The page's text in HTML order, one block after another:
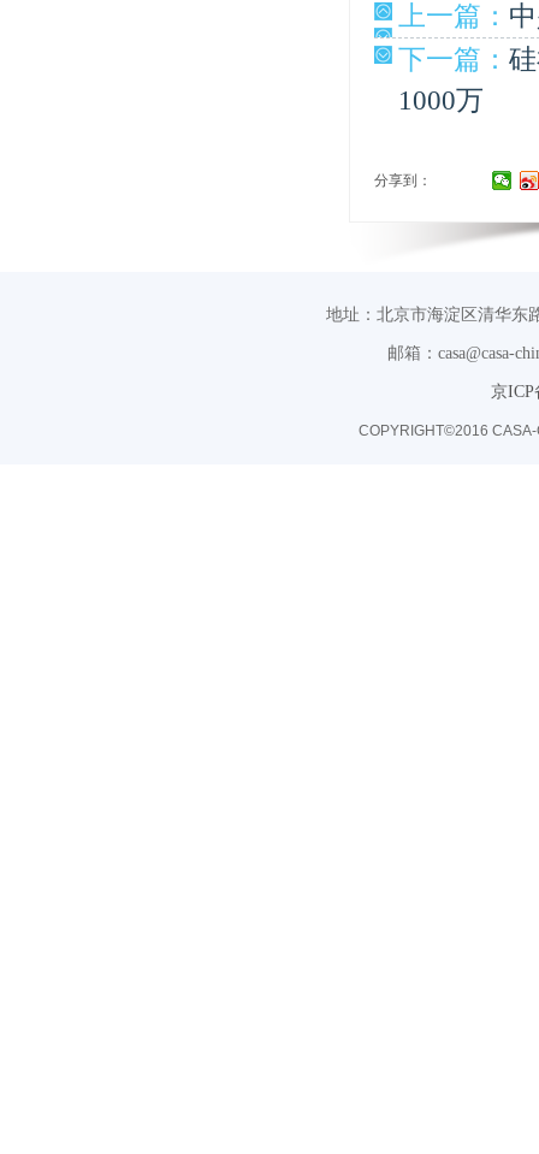
上一篇：
下一篇：
1000万
分享到：
地址：北京市海淀区清华东
邮箱：casa@casa-
京ICP
COPYRIGHT©2016